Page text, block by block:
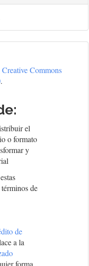
Creative Commons
.
el
o formato
y
de
de
a la
forma